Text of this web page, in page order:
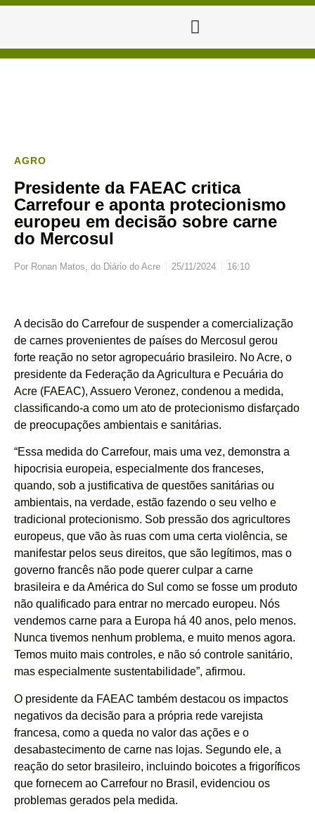
AGRO
Presidente da FAEAC critica
Carrefour e aponta protecionismo
europeu em decisão sobre carne
do Mercosul
Por Ronan Matos, do Diário do Acre 25/11/2024 16:10
A decisão do Carrefour de suspender a comercialização
de carnes provenientes de países do Mercosul gerou
forte reação no setor agropecuário brasileiro. No Acre, o
presidente da Federação da Agricultura e Pecuária do
Acre (FAEAC), Assuero Veronez, condenou a medida,
classificando-a como um ato de protecionismo disfarçado
de preocupações ambientais e sanitárias.
“Essa medida do Carrefour, mais uma vez, demonstra a
hipocrisia europeia, especialmente dos franceses,
quando, sob a justificativa de questões sanitárias ou
ambientais, na verdade, estão fazendo o seu velho e
tradicional protecionismo. Sob pressão dos agricultores
europeus, que vão às ruas com uma certa violência, se
manifestar pelos seus direitos, que são legítimos, mas o
governo francês não pode querer culpar a carne
brasileira e da América do Sul como se fosse um produto
não qualificado para entrar no mercado europeu. Nós
vendemos carne para a Europa há 40 anos, pelo menos.
Nunca tivemos nenhum problema, e muito menos agora.
Temos muito mais controles, e não só controle sanitário,
mas especialmente sustentabilidade”, afirmou.
O presidente da FAEAC também destacou os impactos
negativos da decisão para a própria rede varejista
francesa, como a queda no valor das ações e o
desabastecimento de carne nas lojas. Segundo ele, a
reação do setor brasileiro, incluindo boicotes a frigoríficos
que fornecem ao Carrefour no Brasil, evidenciou os
problemas gerados pela medida.